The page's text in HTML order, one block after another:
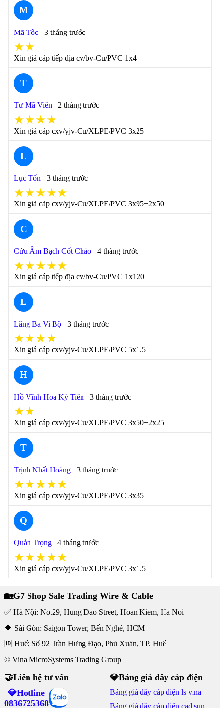
M
Mã Tốc 3 tháng trước
★★
Xin giá cáp tiếp địa cv/bv-Cu/PVC 1x4
T
Tư Mã Viên 2 tháng trước
★★★★
Xin giá cáp cxv/yjv-Cu/XLPE/PVC 3x25
L
Lục Tốn 3 tháng trước
★★★★★
Xin giá cáp cxv/yjv-Cu/XLPE/PVC 3x95+2x50
C
Cửu Âm Bạch Cốt Chảo 4 tháng trước
★★★★★
Xin giá cáp tiếp địa cv/bv-Cu/PVC 1x120
L
Lăng Ba Vi Bộ 3 tháng trước
★★★★
Xin giá cáp cxv/yjv-Cu/XLPE/PVC 5x1.5
H
Hồ Vĩnh Hoa Kỳ Tiên 3 tháng trước
★★
Xin giá cáp cxv/yjv-Cu/XLPE/PVC 3x50+2x25
T
Trịnh Nhất Hoàng 3 tháng trước
★★★★★
Xin giá cáp cxv/yjv-Cu/XLPE/PVC 3x35
Q
Quản Trọng 4 tháng trước
★★★★★
Xin giá cáp cxv/yjv-Cu/XLPE/PVC 3x1.5
🏡G7 Shop Sale Trading Wire & Cable
✅ Hà Nội: No.29, Hung Dao Street, Hoan Kiem, Ha Noi
🔷 Sài Gòn: Saigon Tower, Bến Nghé, HCM
🆔 Huế: Số 92 Trần Hưng Đạo, Phú Xuân, TP. Huế
© Vina MicroSystems Trading Group
🤝Liên hệ tư vấn
💎Hotline
0836725368
💎Bảng giá dây cáp điện
Bảng giá dây cáp điện ls vina
Bảng giá dây cáp điện cadisun